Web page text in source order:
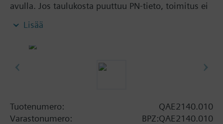
avulla. Jos taulukosta puuttuu PN-tieto, toimitus ei
suojataskusta (ks. lisävarusteet). Puristusnippaa
Lisää
Tuotenumero:
QAE2140.010
Varastonumero:
BPZ:QAE2140.010